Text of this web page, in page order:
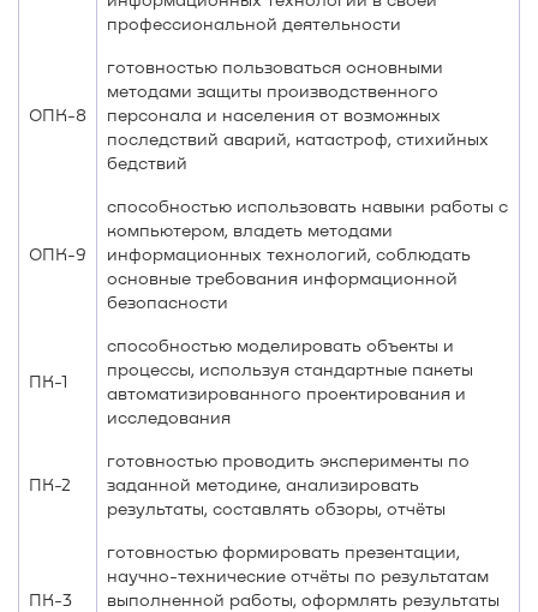
профессиональной деятельности
ОПК-8
готовностью пользоваться основными
методами защиты производственного
персонала и населения от возможных
последствий аварий, катастроф, стихийных
бедствий
ОПК-9
способностью использовать навыки работы с
компьютером, владеть методами
информационных технологий, соблюдать
основные требования информационной
безопасности
ПК-1
способностью моделировать объекты и
процессы, используя стандартные пакеты
автоматизированного проектирования и
исследования
ПК-2
готовностью проводить эксперименты по
заданной методике, анализировать
результаты, составлять обзоры, отчёты
ПК-3
готовностью формировать презентации,
научно-технические отчёты по результатам
выполненной работы, оформлять результаты